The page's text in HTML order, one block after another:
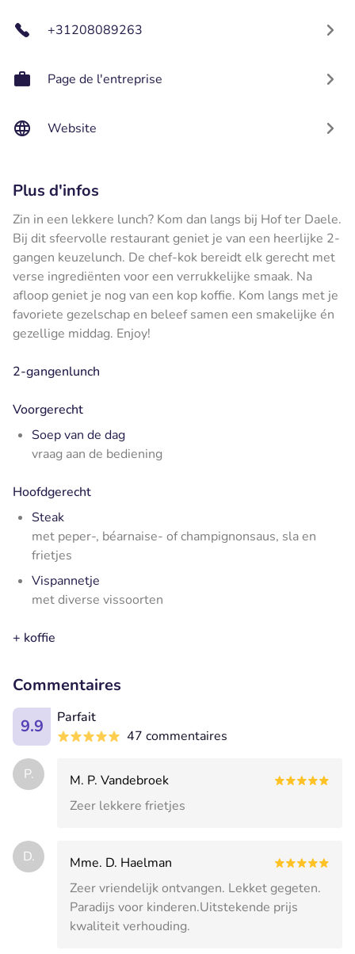
+31208089263
Page de l'entreprise
Website
Plus d'infos
Zin in een lekkere lunch? Kom dan langs bij Hof ter Daele.
Bij dit sfeervolle restaurant geniet je van een heerlijke 2-
gangen keuzelunch. De chef-kok bereidt elk gerecht met
verse ingrediënten voor een verrukkelijke smaak. Na
afloop geniet je nog van een kop koffie. Kom langs met je
favoriete gezelschap en beleef samen een smakelijke én
gezellige middag. Enjoy!
2-gangenlunch
Voorgerecht
Soep van de dag
vraag aan de bediening
Hoofdgerecht
Steak
met peper-, béarnaise- of champignonsaus, sla en
frietjes
Vispannetje
met diverse vissoorten
+ koffie
Commentaires
9.9
Parfait
47 commentaires
P.
M. P. Vandebroek
Zeer lekkere frietjes
D.
Mme. D. Haelman
Zeer vriendelijk ontvangen. Lekket gegeten.
Paradijs voor kinderen.Uitstekende prijs
kwaliteit verhouding.